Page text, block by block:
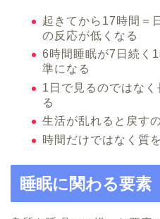
起きてから17時間＝
の反応が低くなる
6時間睡眠が7日続く
準になる
1日で見るのではな
る
生活が乱れると戻す
時間だけではなく質
睡眠に関わる要素